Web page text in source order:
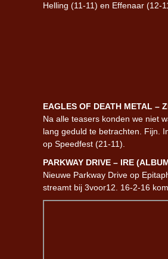
Helling (11-11) en Effenaar (12-
EAGLES OF DEATH METAL –
Na alle teasers konden we niet
lang geduld te betrachten. Fijn.
op Speedfest (21-11).
PARKWAY DRIVE – IRE
Nieuwe Parkway Drive op
streamt bij 3voor12. 16-2-16